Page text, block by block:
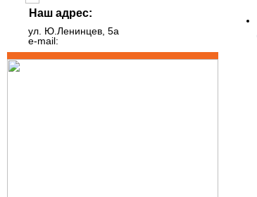
Наш адрес:
ул. Ю.Ленинцев, 5а
e-mail: